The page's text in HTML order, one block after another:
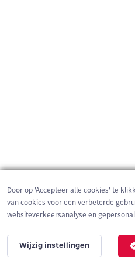
1 km
Door op 'Accepteer alle cookies' te
van cookies voor een verbeterde
websiteverkeersanalyse en
Wijzig instellingen